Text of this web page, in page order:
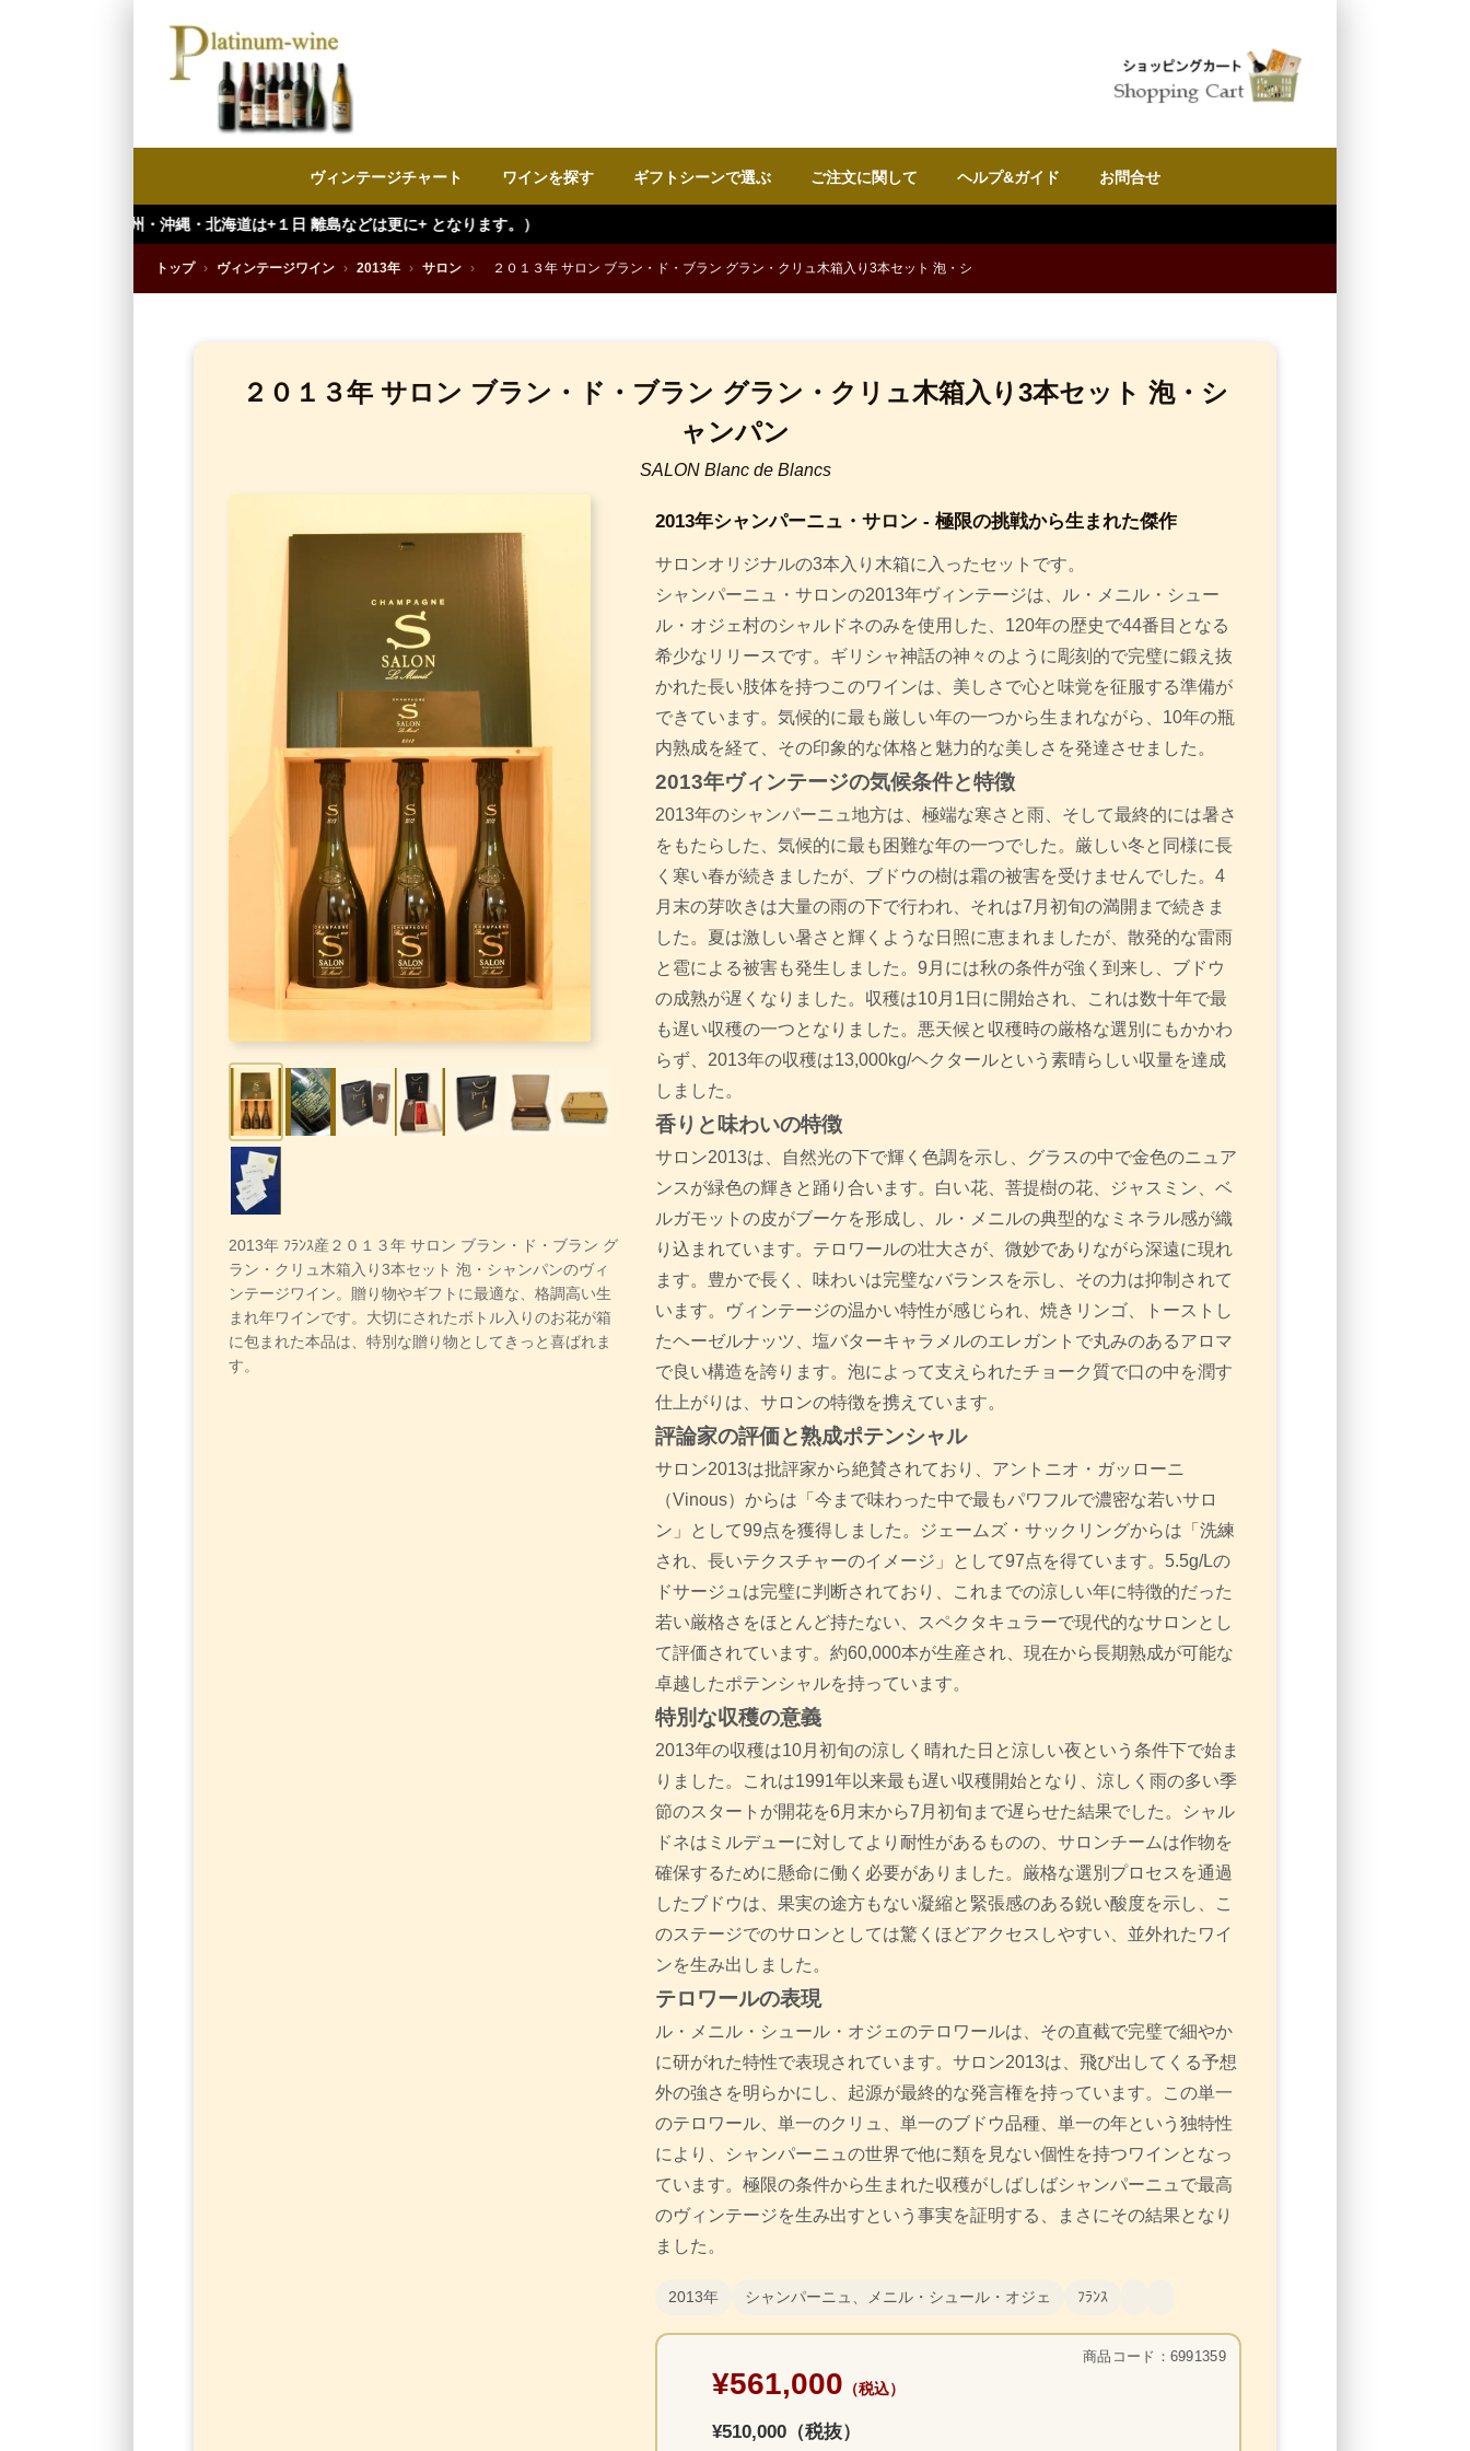
ヴィンテージチャート ワインを探す ギフトシーンで選ぶ ご注文に関して ヘルプ&ガイド お問合せ
・北海道は+１日 離島などは更に+ となります。）
トップ › ヴィンテージワイン › 2013年 › サロン › ２０１３年 サロン ブラン・ド・ブラン グラン・クリュ木箱入り3本セット 泡・シ
２０１３年 サロン ブラン・ド・ブラン グラン・クリュ木箱入り3本セット 泡・シ
ャンパン
SALON Blanc de Blancs
2013年 ﾌﾗﾝｽ産２０１３年 サロン ブラン・ド・ブラン グ
ラン・クリュ木箱入り3本セット 泡・シャンパンのヴィ
ンテージワイン。贈り物やギフトに最適な、格調高い生
まれ年ワインです。大切にされたボトル入りのお花が箱
に包まれた本品は、特別な贈り物としてきっと喜ばれま
す。
2013年シャンパーニュ・サロン - 極限の挑戦から生まれた傑作
サロンオリジナルの3本入り木箱に入ったセットです。
シャンパーニュ・サロンの2013年ヴィンテージは、ル・メニル・シュー
ル・オジェ村のシャルドネのみを使用した、120年の歴史で44番目となる
希少なリリースです。ギリシャ神話の神々のように彫刻的で完璧に鍛え抜
かれた長い肢体を持つこのワインは、美しさで心と味覚を征服する準備が
できています。気候的に最も厳しい年の一つから生まれながら、10年の瓶
内熟成を経て、その印象的な体格と魅力的な美しさを発達させました。
2013年ヴィンテージの気候条件と特徴
2013年のシャンパーニュ地方は、極端な寒さと雨、そして最終的には暑さ
をもたらした、気候的に最も困難な年の一つでした。厳しい冬と同様に長
く寒い春が続きましたが、ブドウの樹は霜の被害を受けませんでした。4
月末の芽吹きは大量の雨の下で行われ、それは7月初旬の満開まで続きま
した。夏は激しい暑さと輝くような日照に恵まれましたが、散発的な雷雨
と雹による被害も発生しました。9月には秋の条件が強く到来し、ブドウ
の成熟が遅くなりました。収穫は10月1日に開始され、これは数十年で最
も遅い収穫の一つとなりました。悪天候と収穫時の厳格な選別にもかかわ
らず、2013年の収穫は13,000kg/ヘクタールという素晴らしい収量を達成
しました。
香りと味わいの特徴
サロン2013は、自然光の下で輝く色調を示し、グラスの中で金色のニュア
ンスが緑色の輝きと踊り合います。白い花、菩提樹の花、ジャスミン、ベ
ルガモットの皮がブーケを形成し、ル・メニルの典型的なミネラル感が織
り込まれています。テロワールの壮大さが、微妙でありながら深遠に現れ
ます。豊かで長く、味わいは完璧なバランスを示し、その力は抑制されて
います。ヴィンテージの温かい特性が感じられ、焼きリンゴ、トーストし
たヘーゼルナッツ、塩バターキャラメルのエレガントで丸みのあるアロマ
で良い構造を誇ります。泡によって支えられたチョーク質で口の中を潤す
仕上がりは、サロンの特徴を携えています。
評論家の評価と熟成ポテンシャル
サロン2013は批評家から絶賛されており、アントニオ・ガッローニ
（Vinous）からは「今まで味わった中で最もパワフルで濃密な若いサロ
ン」として99点を獲得しました。ジェームズ・サックリングからは「洗練
され、長いテクスチャーのイメージ」として97点を得ています。5.5g/Lの
ドサージュは完璧に判断されており、これまでの涼しい年に特徴的だった
若い厳格さをほとんど持たない、スペクタキュラーで現代的なサロンとし
て評価されています。約60,000本が生産され、現在から長期熟成が可能な
卓越したポテンシャルを持っています。
特別な収穫の意義
2013年の収穫は10月初旬の涼しく晴れた日と涼しい夜という条件下で始ま
りました。これは1991年以来最も遅い収穫開始となり、涼しく雨の多い季
節のスタートが開花を6月末から7月初旬まで遅らせた結果でした。シャル
ドネはミルデューに対してより耐性があるものの、サロンチームは作物を
確保するために懸命に働く必要がありました。厳格な選別プロセスを通過
したブドウは、果実の途方もない凝縮と緊張感のある鋭い酸度を示し、こ
のステージでのサロンとしては驚くほどアクセスしやすい、並外れたワイ
ンを生み出しました。
テロワールの表現
ル・メニル・シュール・オジェのテロワールは、その直截で完璧で細やか
に研がれた特性で表現されています。サロン2013は、飛び出してくる予想
外の強さを明らかにし、起源が最終的な発言権を持っています。この単一
のテロワール、単一のクリュ、単一のブドウ品種、単一の年という独特性
により、シャンパーニュの世界で他に類を見ない個性を持つワインとなっ
ています。極限の条件から生まれた収穫がしばしばシャンパーニュで最高
のヴィンテージを生み出すという事実を証明する、まさにその結果となり
ました。
2013年 シャンパーニュ、メニル・シュール・オジェ ﾌﾗﾝｽ
商品コード：6991359
¥561,000 （税込）
¥510,000（税抜）